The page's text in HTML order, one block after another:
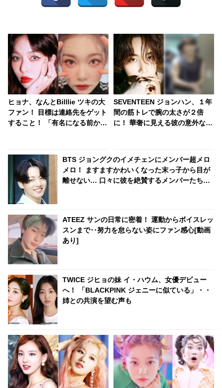
ヒョナ、なんとBilllie ツキの大
ファン！ 目標は連絡先をゲット
すること！ 「有名になる前から
SEVENTEEN ジョンハン、１年
間の筋トレで腕の太さが２倍
に！ 華奢に見える彼の意外な一
BTS ジョングクのイメチェンにメンバー超メロ
メロ！ ますますかわいくなった末っ子から目が
離せない… 口々に彼を絶賛するメンバーたちの
ATEEZ サンの日常に密着！ 運動からボイスレッ
スンまで‥努力を怠らない姿にファン感心[動画
あり]
TWICE ジヒョの妹 イ・ハウム、女優デビュー
へ！ 「BLACKPINK ジェニーに似ている」・・
姉との共演を望む声も